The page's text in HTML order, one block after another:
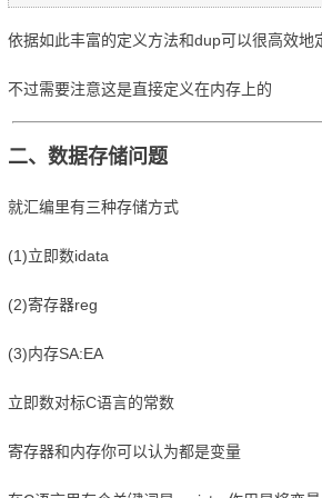
依据如此丰富的定义方法和dup可以很高效地
不过需要注意这是直接定义在内存上的
二、数据存储问题
就汇编里有三种存储方式
(1)立即数idata
(2)寄存器reg
(3)内存SA:EA
立即数对标C语言的常数
寄存器和内存你可以认为都是变量